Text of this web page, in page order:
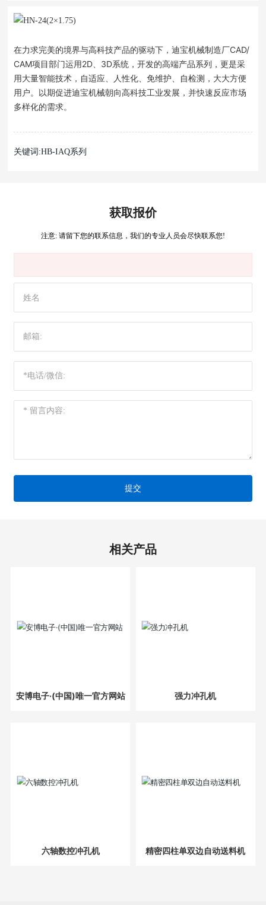
在力求完美的境界与高科技产品的驱动下，迪宝机械制造厂CAD/
CAM项目部门运用2D、3D系统，开发的高端产品系列，更是采
用大量智能技术，自适应、人性化、免维护、自检测，大大方便
用户。以期促进迪宝机械朝向高科技工业发展，并快速反应市场
多样化的需求。
关键词:HB-IAQ系列
获取报价
注意: 请留下您的联系信息，我们的专业人员会尽快联系您!
提交
相关产品
安博电子·(中国)唯一官方网站 强力冲孔机
六轴数控冲孔机 精密四柱单双边自动送料机